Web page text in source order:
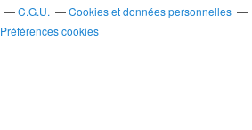
C.G.U.
Cookies et données personnelles
Préférences cookies